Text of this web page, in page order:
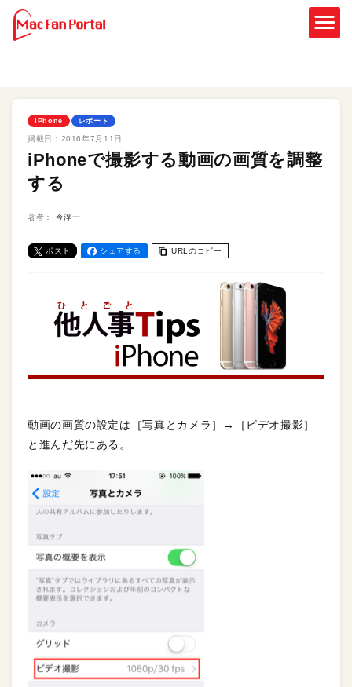
iPhone レポート
掲載日： 2016年7月11日
iPhoneで撮影する動画の画質を調整
する
著者： 今淳一
ポスト シェアする URLのコピー
動画の画質の設定は［写真とカメラ］→［ビデオ撮影］
と進んだ先にある。